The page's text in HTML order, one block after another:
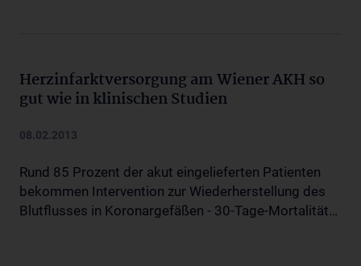
Herzinfarktversorgung am Wiener AKH so
gut wie in klinischen Studien
08.02.2013
Rund 85 Prozent der akut eingelieferten Patienten
bekommen Intervention zur Wiederherstellung des
Blutflusses in Koronargefäßen - 30-Tage-Mortalität…